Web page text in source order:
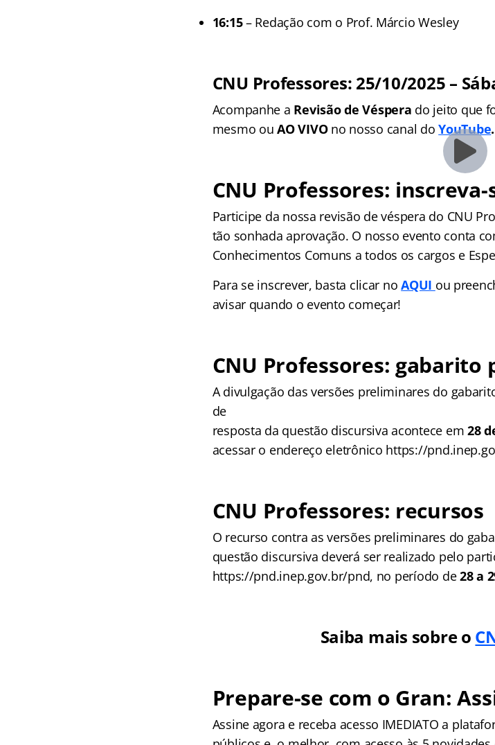
16:15– Redação com o Prof. Márcio Wesley
CNU Professores: 25/10/2025 –
Acompanhe a Revisão de Véspera do jeito que
mesmo ouAO VIVO no nosso canal doYouTube.
CNU Professores: inscreva-
Participe da nossa revisão de véspera do CNU
tão sonhada aprovação. O nosso evento conta
Conhecimentos Comuns a todos os cargos e
Para se inscrever, basta clicar noAQUI ou
avisar quando o evento começar!
CNU Professores: gabarito
A divulgação das versões preliminares do
de
resposta da questão discursiva acontece em 28
acessar o endereço eletrônico https://
CNU Professores: recursos
O recurso contra as versões preliminares do
questão discursiva deverá ser realizado pelo
https://pnd.inep.gov.br/pnd, no período de28 a
Saiba mais sobre o
Prepare-se com o Gran:
Assine agora e receba acesso IMEDIATO a